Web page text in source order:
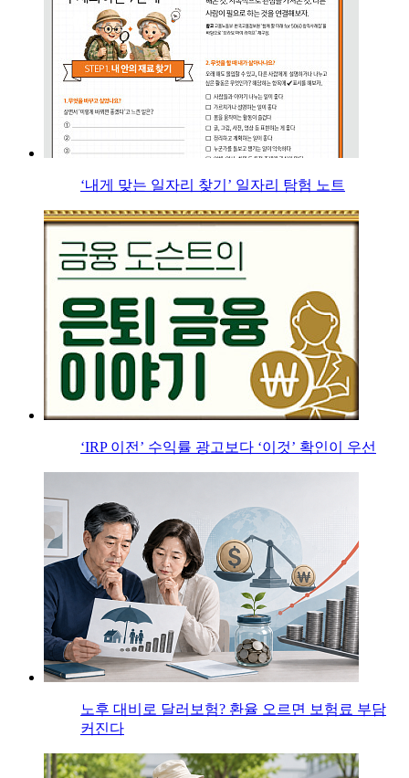
‘내게 맞는 일자리 찾기’ 일자리 탐험 노트
‘IRP 이전’ 수익률 광고보다 ‘이것’ 확인이 우선
노후 대비로 달러보험? 환율 오르면 보험료 부담
커진다